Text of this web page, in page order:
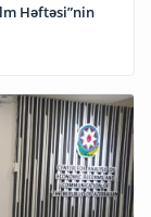
Həftəsi”nin